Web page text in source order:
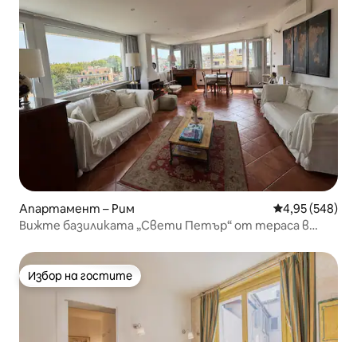
Апартамент – Рим Средна
4,95 (548)
Вижте базиликата „Свети Петър“ от тераса в
Избор на гостите
Избор на гостите